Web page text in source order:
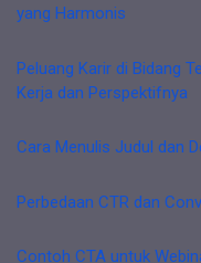
yang Harmonis
Peluang Karir di Bidang
Kerja dan Perspektifnya
Cara Menulis Judul dan
Perbedaan CTR dan
Contoh CTA untuk